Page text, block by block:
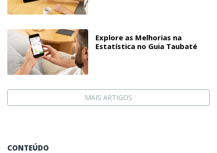
Explore as Melhorias na
Estatística no Guia Taubaté
MAIS ARTIGOS
CONTEÚDO